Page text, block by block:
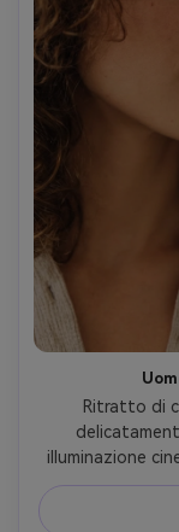
Ritratto di
illuminazione
realistica della
Instagram,